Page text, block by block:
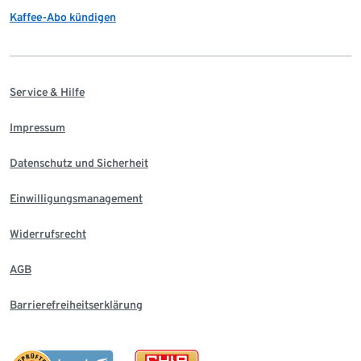
Kaffee-Abo kündigen
Service & Hilfe
Impressum
Datenschutz und Sicherheit
Einwilligungsmanagement
Widerrufsrecht
AGB
Barrierefreiheitserklärung